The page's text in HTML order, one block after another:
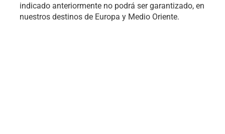
indicado anteriormente no podrá ser garantizado, en
nuestros destinos de Europa y Medio Oriente.